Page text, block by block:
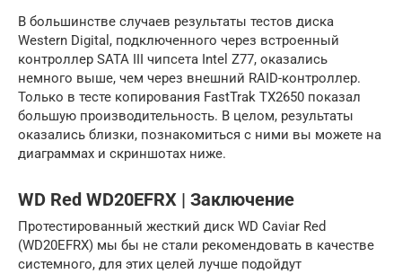
В большинстве случаев результаты тестов диска
Western Digital, подключенного через встроенный
контроллер SATA III чипсета Intel Z77, оказались
немного выше, чем через внешний RAID-контроллер.
Только в тесте копирования FastTrak TX2650 показал
большую производительность. В целом, результаты
оказались близки, познакомиться с ними вы можете на
диаграммах и скриншотах ниже.
WD Red WD20EFRX | Заключение
Протестированный жесткий диск WD Caviar Red
(WD20EFRX) мы бы не стали рекомендовать в качестве
системного, для этих целей лучше подойдут